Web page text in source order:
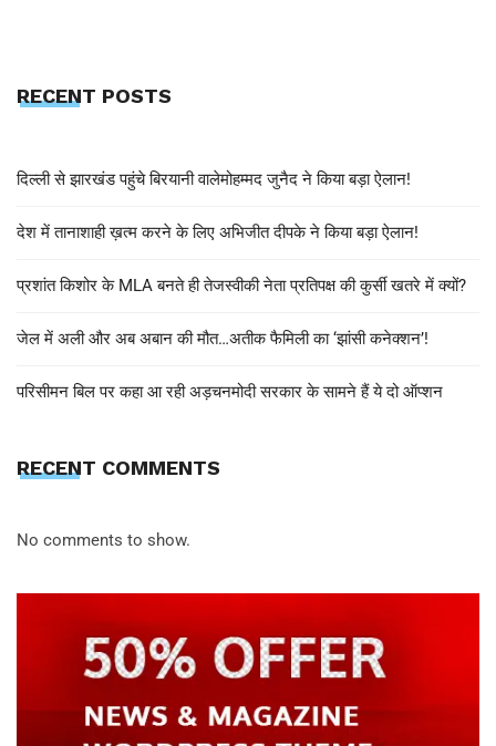
RECENT POSTS
दिल्ली से झारखंड पहुंचे बिरयानी वालेमोहम्मद जुनैद ने किया बड़ा ऐलान!
देश में तानाशाही ख़त्म करने के लिए अभिजीत दीपके ने किया बड़ा ऐलान!
प्रशांत किशोर के MLA बनते ही तेजस्वीकी नेता प्रतिपक्ष की कुर्सी खतरे में क्यों?
जेल में अली और अब अबान की मौत…अतीक फैमिली का ‘झांसी कनेक्शन’!
परिसीमन बिल पर कहा आ रही अड़चनमोदी सरकार के सामने हैं ये दो ऑप्शन
RECENT COMMENTS
No comments to show.